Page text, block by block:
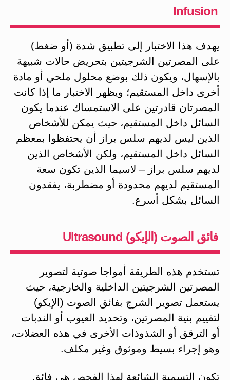
Infusion
يهدف هذا الاختبار إلى تطبيق شدة (أو ضغط)
على المصرتين الشرجيتين بتحريض حالات شبيهة
بالإسهال، ويكون ذلك بوضع محلول ملحي أو مادة
أخرى داخل المستقيم؛ ويظهر الاختبار ما إذا كانت
المصرتان قادرتين على الاستمساك عندما يكون
السائل داخل المستقيم، حيث يمكن للأشخاص
الذين ليس لديهم سلس براز أن يحتفظوا بمعظم
السائل داخل المستقيم، ولكن الأشخاص الذين
لديهم سلس براز – لاسيما الذين تكون سعة
المستقيم لديهم محدودة أو مضطربة، يفقدون
السائل بشكل أسرع.
فائق الصوت (الإيكو) Ultrasound
تستخدم هذه الطريقة أمواجا صوتية لتصوير
المصرتين الشرجيتين الداخلية والخارجية، حيث
يستعمل تصوير الشرج بفائق الصوت (الإيكو)
لتقييم بنية المصرتين، وتحديد العيوب أو الندبات
أو الترقق أو الشذوذات الأخرى في هذه العضلات،
وهو إجراء بسيط وموثوق وغير مكلف.
تكون التسمية الشائعة لهذا الفحص هي فائق